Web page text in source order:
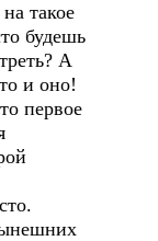
такое
будешь
А
и оно!
первое